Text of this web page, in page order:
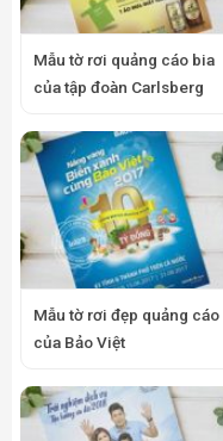
Mẫu tờ rơi quảng cáo bia
của tập đoàn Carlsberg
Mẫu tờ rơi đẹp quảng cáo
của Bảo Việt